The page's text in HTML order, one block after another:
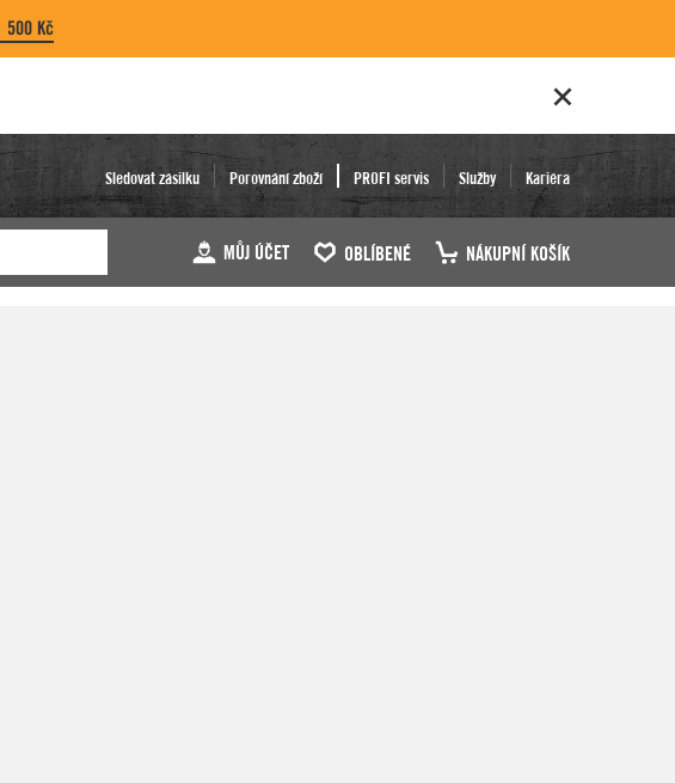
500 Kč
Sledovat zásilku Porovnání zboží PROFI servis Služby Kariéra
MŮJ ÚČET OBLÍBENÉ NÁKUPNÍ KOŠÍK